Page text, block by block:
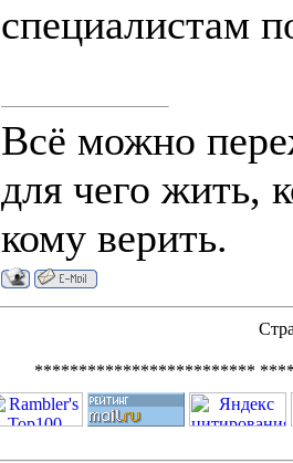
специалистам
Всё можно
для чего жить,
кому верить.
*************************